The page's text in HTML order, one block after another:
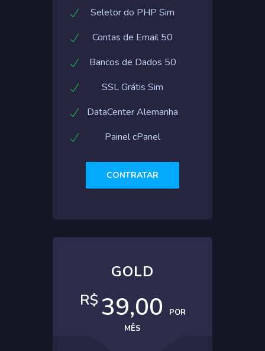
Seletor do PHP Sim
Contas de Email 50
Bancos de Dados 50
SSL Grátis Sim
DataCenter Alemanha
Painel cPanel
CONTRATAR
GOLD
R$ 39,00
POR
MÊS